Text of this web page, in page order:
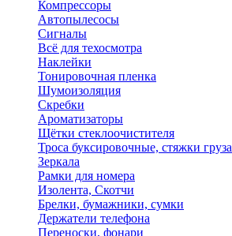
Компрессоры
Автопылесосы
Сигналы
Всё для техосмотра
Наклейки
Тонировочная пленка
Шумоизоляция
Скребки
Ароматизаторы
Щётки стеклоочистителя
Троса буксировочные, стяжки груза
Зеркала
Рамки для номера
Изолента, Скотчи
Брелки, бумажники, сумки
Держатели телефона
Переноски, фонари